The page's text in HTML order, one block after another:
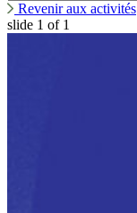
Revenir aux activités
slide 1 of 1